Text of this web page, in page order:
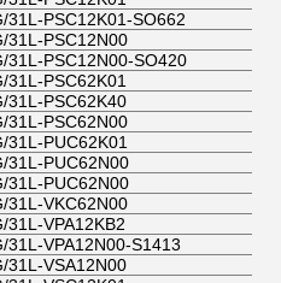
31L-PSC12K01-SO662
31L-PSC12N00
31L-PSC12N00-SO420
31L-PSC62K01
31L-PSC62K40
31L-PSC62N00
31L-PUC62K01
31L-PUC62N00
31L-PUC62N00
31L-VKC62N00
31L-VPA12KB2
31L-VPA12N00-S1413
31L-VSA12N00